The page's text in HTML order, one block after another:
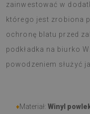
zainwestować w
którego jest zrobiona
ochronę blatu przed
podkładka na biurko
powodzeniem służyć
♦Materiał: Winyl